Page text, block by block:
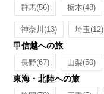
群馬(56) 栃木(48)
神奈川(13) 埼玉(12)
甲信越への旅
長野(67) 山梨(50)
東海・北陸への旅